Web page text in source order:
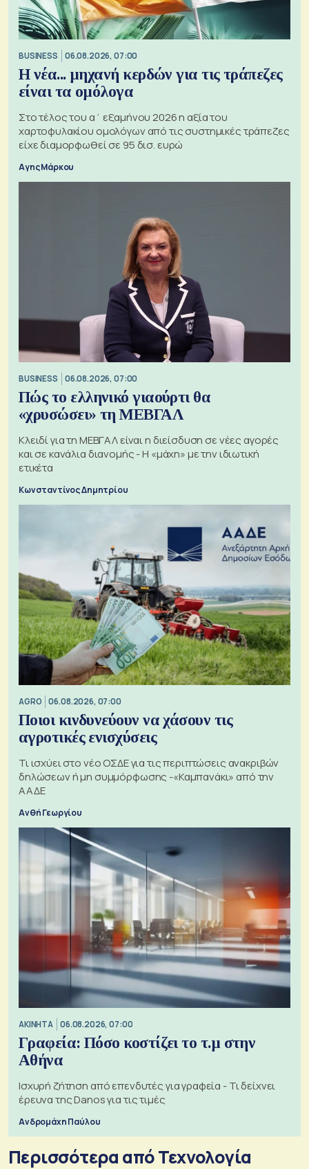
BUSINESS 06.08.2026, 07:00
Η νέα... μηχανή κερδών για τις τράπεζες
είναι τα ομόλογα
Στο τέλος του α΄ εξαμήνου 2026 η αξία του
χαρτοφυλακίου ομολόγων από τις συστημικές τράπεζες
είχε διαμορφωθεί σε 95 δισ. ευρώ
Αγης Μάρκου
BUSINESS 06.08.2026, 07:00
Πώς το ελληνικό γιαούρτι θα
«χρυσώσει» τη ΜΕΒΓΑΛ
Κλειδί για τη ΜΕΒΓΑΛ είναι η διείσδυση σε νέες αγορές
και σε κανάλια διανομής - Η «μάχη» με την ιδιωτική
ετικέτα
Κωνσταντίνος Δημητρίου
AGRO 06.08.2026, 07:00
Ποιοι κινδυνεύουν να χάσουν τις
αγροτικές ενισχύσεις
Τι ισχύει στο νέο ΟΣΔΕ για τις περιπτώσεις ανακριβών
δηλώσεων ή μη συμμόρφωσης -«Καμπανάκι» από την
ΑΑΔΕ
Ανθή Γεωργίου
ΑΚΙΝΗΤΑ 06.08.2026, 07:00
Γραφεία: Πόσο κοστίζει το τ.μ στην
Αθήνα
Ισχυρή ζήτηση από επενδυτές για γραφεία - Τι δείχνει
έρευνα της Danos για τις τιμές
Ανδρομάχη Παύλου
Περισσότερα από Τεχνολογία